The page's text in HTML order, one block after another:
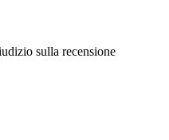
sulla recensione